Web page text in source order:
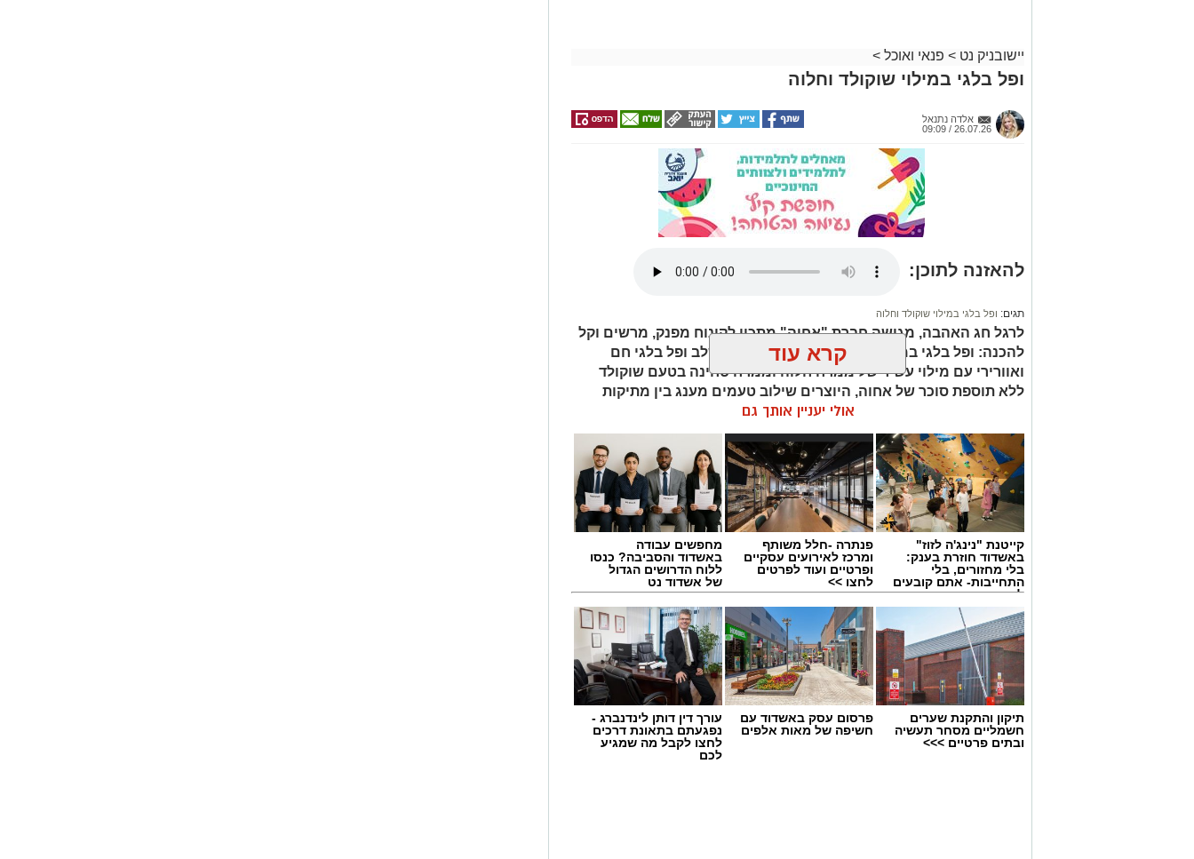
יישובניק נט > פנאי ואוכל >
ופל בלגי במילוי שוקולד וחלוה
אלדה נתנאל
26.07.26 / 09:09
להאזנה לתוכן:
תגים: ופל בלגי במילוי שוקולד וחלוה
לרגל חג האהבה, מגישה חברת "אחוה" מתכון לקינוח מפנק, מרשים וקל
להכנה: ופל בלגי במילוי שוקולד וחלוה. המתכון משלב ופל בלגי חם
ואוורירי עם מילוי עשיר של ממרח חלוה וממרח טחינה בטעם שוקולד
ללא תוספת סוכר של אחוה, היוצרים שילוב טעמים מענג בין מתיקות
השוקולד לעומק הטעם הייחודי של החלוה. המתכון פשוט ומהיר להכנה,
אינו דורש מיומנות מיוחדת ומתאים לכל מי שמעוניין להפתיע את בן או
בת הזוג במחווה מתוקה ומיוחדת. בין אם מדובר בארוחת בוקר מפנקת,
קינוח לארוחה רומנטית או פינוק זוגי בסוף היום, הוופל הבלגי בטעם
שוקולד וחלוה יהפוך כל רגע לחגיגה של אהבה. ט"ו באב שמח!
קרא עוד
אולי יעניין אותך גם
קייטנת "נינג'ה לזוז"
באשדוד חוזרת בענק:
בלי מחזורים, בלי
התחייבות- אתם קובעים
לכמה ואיזה ימים
להירשם!
פנתרה -חלל משותף
ומרכז לאירועים עסקיים
ופרטיים ועוד לפרטים
לחצו >>
מחפשים עבודה
באשדוד והסביבה? כנסו
ללוח הדרושים הגדול
של אשדוד נט
תיקון והתקנת שערים
חשמליים מסחר תעשיה
ובתים פרטיים >>>
פרסום עסק באשדוד עם
חשיפה של מאות אלפים
עורך דין דותן לינדנברג -
נפגעתם בתאונת דרכים
לחצו לקבל מה שמגיע
לכם